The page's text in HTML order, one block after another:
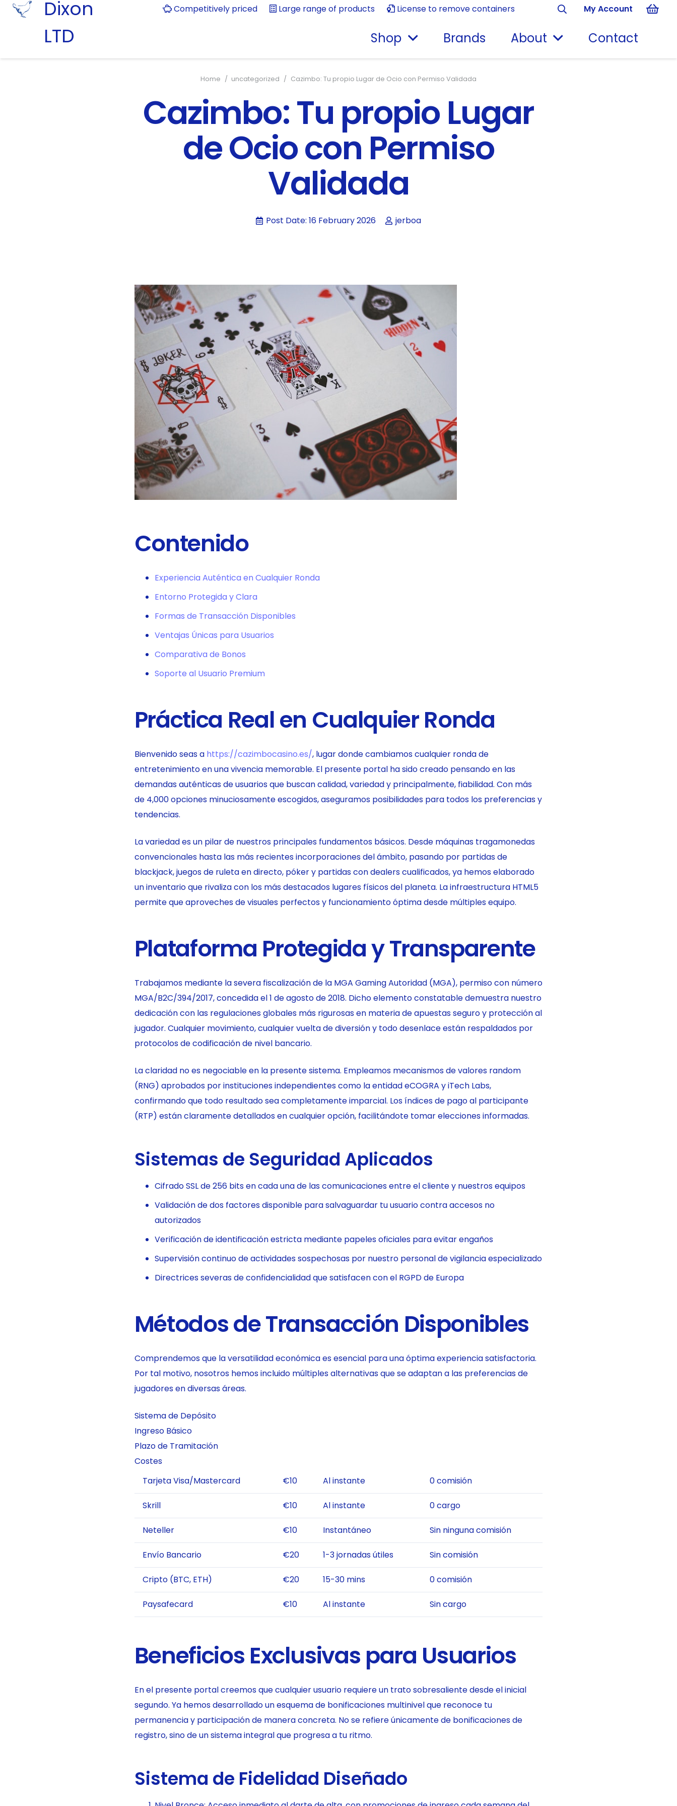
Dixon
LTD
Competitively priced Large range of products License to remove containers My Account
Shop Brands About Contact
Home / uncategorized / Cazimbo: Tu propio Lugar de Ocio con Permiso Validada
Cazimbo: Tu propio Lugar
de Ocio con Permiso
Validada
Post Date: 16 February 2026 jerboa
Contenido
Experiencia Auténtica en Cualquier Ronda
Entorno Protegida y Clara
Formas de Transacción Disponibles
Ventajas Únicas para Usuarios
Comparativa de Bonos
Soporte al Usuario Premium
Práctica Real en Cualquier Ronda
Bienvenido seas a https://cazimbocasino.es/, lugar donde cambiamos cualquier ronda de
entretenimiento en una vivencia memorable. El presente portal ha sido creado pensando en las
demandas auténticas de usuarios que buscan calidad, variedad y principalmente, fiabilidad. Con más
de 4,000 opciones minuciosamente escogidos, aseguramos posibilidades para todos los preferencias y
tendencias.
La variedad es un pilar de nuestros principales fundamentos básicos. Desde máquinas tragamonedas
convencionales hasta las más recientes incorporaciones del ámbito, pasando por partidas de
blackjack, juegos de ruleta en directo, póker y partidas con dealers cualificados, ya hemos elaborado
un inventario que rivaliza con los más destacados lugares físicos del planeta. La infraestructura HTML5
permite que aproveches de visuales perfectos y funcionamiento óptima desde múltiples equipo.
Plataforma Protegida y Transparente
Trabajamos mediante la severa fiscalización de la MGA Gaming Autoridad (MGA), permiso con número
MGA/B2C/394/2017, concedida el 1 de agosto de 2018. Dicho elemento constatable demuestra nuestro
dedicación con las regulaciones globales más rigurosas en materia de apuestas seguro y protección al
jugador. Cualquier movimiento, cualquier vuelta de diversión y todo desenlace están respaldados por
protocolos de codificación de nivel bancario.
La claridad no es negociable en la presente sistema. Empleamos mecanismos de valores random
(RNG) aprobados por instituciones independientes como la entidad eCOGRA y iTech Labs,
confirmando que todo resultado sea completamente imparcial. Los índices de pago al participante
(RTP) están claramente detallados en cualquier opción, facilitándote tomar elecciones informadas.
Sistemas de Seguridad Aplicados
Cifrado SSL de 256 bits en cada una de las comunicaciones entre el cliente y nuestros equipos
Validación de dos factores disponible para salvaguardar tu usuario contra accesos no
autorizados
Verificación de identificación estricta mediante papeles oficiales para evitar engaños
Supervisión continuo de actividades sospechosas por nuestro personal de vigilancia especializado
Directrices severas de confidencialidad que satisfacen con el RGPD de Europa
Métodos de Transacción Disponibles
Comprendemos que la versatilidad económica es esencial para una óptima experiencia satisfactoria.
Por tal motivo, nosotros hemos incluido múltiples alternativas que se adaptan a las preferencias de
jugadores en diversas áreas.
Sistema de Depósito
Ingreso Básico
Plazo de Tramitación
Costes
Tarjeta Visa/Mastercard
€10 Al instante 0 comisión
Skrill €10 Al instante 0 cargo
Neteller €10 Instantáneo Sin ninguna comisión
Envío Bancario €20 1-3 jornadas útiles Sin comisión
Cripto (BTC, ETH) €20 15-30 mins 0 comisión
Paysafecard €10 Al instante Sin cargo
Beneficios Exclusivas para Usuarios
En el presente portal creemos que cualquier usuario requiere un trato sobresaliente desde el inicial
segundo. Ya hemos desarrollado un esquema de bonificaciones multinivel que reconoce tu
permanencia y participación de manera concreta. No se refiere únicamente de bonificaciones de
registro, sino de un sistema integral que progresa a tu ritmo.
Sistema de Fidelidad Diseñado